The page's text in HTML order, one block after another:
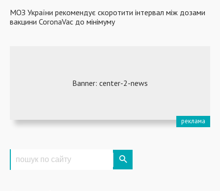
МОЗ України рекомендує скоротити інтервал між дозами
вакцини CoronaVac до мінімуму